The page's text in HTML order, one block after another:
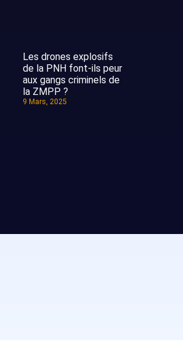
Les drones explosifs
de la PNH font-ils peur
aux gangs criminels de
la ZMPP ?
9 Mars, 2025